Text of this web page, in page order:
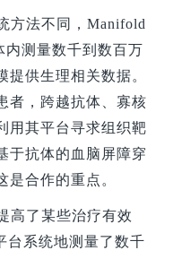
方法不同，Manifold
内测量数千到数百万
供生理相关数据。
者，跨越抗体、寡核
用其平台寻求组织靶
于抗体的血脑屏障穿
合作的重点。
高了某些治疗有效
台系统地测量了数千